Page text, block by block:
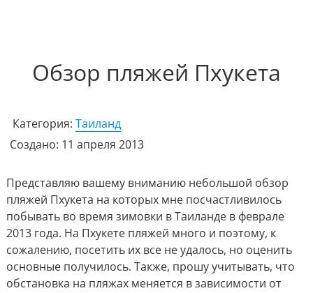
Обзор пляжей Пхукета
Категория: Таиланд
Создано: 11 апреля 2013
Представляю вашему вниманию небольшой обзор
пляжей Пхукета на которых мне посчастливилось
побывать во время зимовки в Таиланде в феврале
2013 года. На Пхукете пляжей много и поэтому, к
сожалению, посетить их все не удалось, но оценить
основные получилось. Также, прошу учитывать, что
обстановка на пляжах меняется в зависимости от